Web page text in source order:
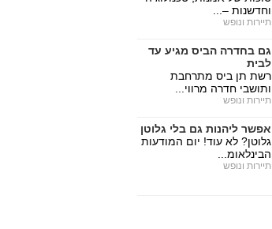
וחדשנות –...
תיירות ונופש
גם בחדרה הביס מגיע עד
לבית
רשת תן ביס מתרחבת
ותושבי חדרה מרווי...
תיירות ונופש
אפשר ליהנות גם בלי גלוטן
גלוטן? לא עוד! יום המודעות
הבינלאומ...
תיירות ונופש